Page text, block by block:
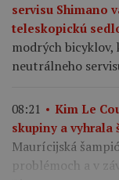
servisu Shimano
teleskopickú
modrých bicyklov,
neutrálneho
08:21
Kim Le
skupiny a vyhrala
Maurícijská
problémoch a v